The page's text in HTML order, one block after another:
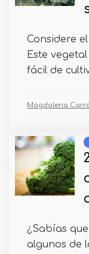
Considere
Este
fácil de
Magdalena
¿Sabías
algunos de